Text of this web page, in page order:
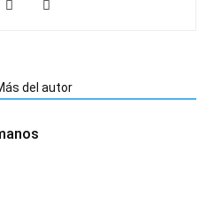
del autor